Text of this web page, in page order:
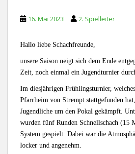
16. Mai 2023 2. Spielleiter
Hallo liebe Schachfreunde,
unsere Saison neigt sich dem Ende
Zeit, noch einmal ein Jugendturnier
Im diesjährigen Frühlingsturnier,
Pfarrheim von Strempt stattgefunden
Jugendliche um den Pokal gekämpft.
wurden fünf Runden Schnellschach (15
System gespielt. Dabei war die
locker und angenehm.